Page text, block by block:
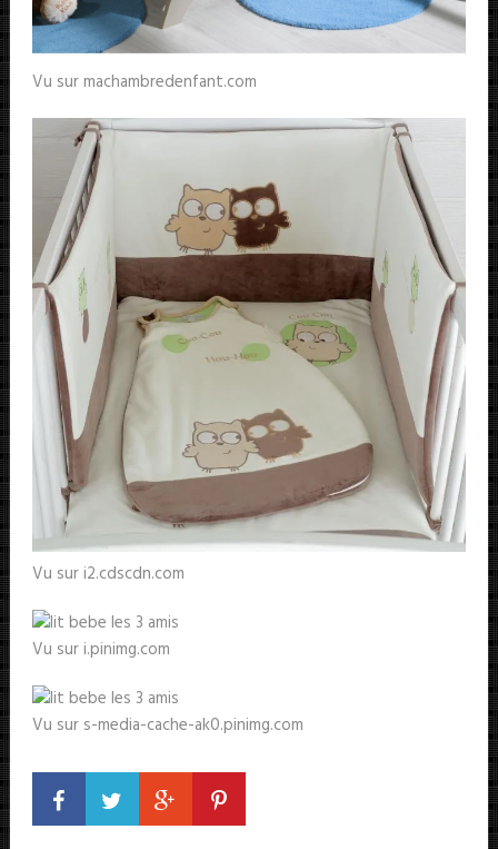
Vu sur machambredenfant.com
Vu sur i2.cdscdn.com
Vu sur i.pinimg.com
Vu sur s-media-cache-ak0.pinimg.com